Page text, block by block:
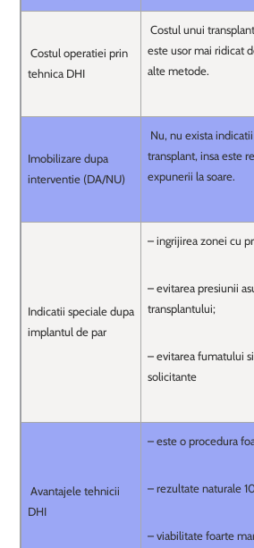
Costul operatiei prin
tehnica DHI
Costul unui
este usor mai ridicat
alte metode.
Imobilizare dupa
interventie (DA/NU)
Nu, nu exista
transplant, insa este
expunerii la soare.
Indicatii speciale dupa
implantul de par
– ingrijirea zonei cu
– evitarea presiunii
transplantului;
– evitarea fumatului
solicitante
Avantajele tehnicii
DHI
– este o procedura
– rezultate naturale
– viabilitate foarte